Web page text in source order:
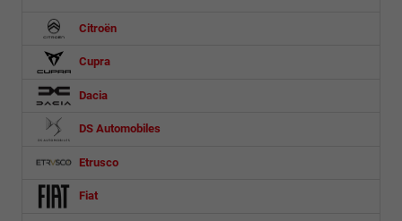
Citroën
Cupra
Dacia
DS Automobiles
Etrusco
Fiat